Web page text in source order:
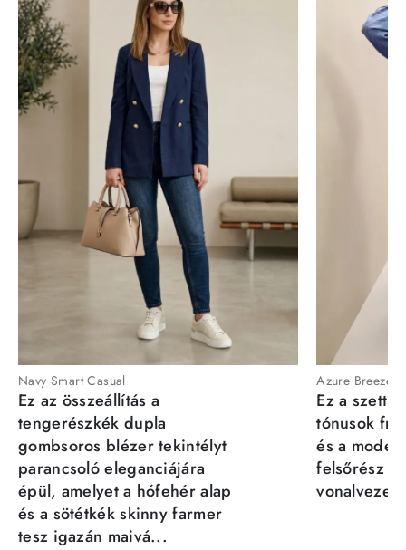
Navy Smart Casual
Ez az összeállítás a
tengerészkék dupla
gombsoros blézer tekintélyt
parancsoló eleganciájára
épül, amelyet a hófehér alap
és a sötétkék skinny farmer
tesz igazán maivá...
Azure Breeze
Ez a szett
tónusok
és a
felsőrész